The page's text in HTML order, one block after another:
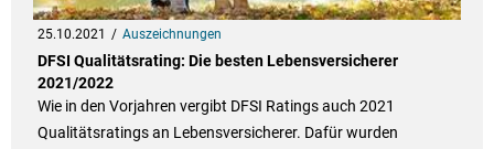
25.10.2021 Auszeichnungen
DFSI Qualitätsrating: Die besten Lebensversicherer
2021/2022
Wie in den Vorjahren vergibt DFSI Ratings auch 2021
Qualitätsratings an Lebensversicherer. Dafür wurden